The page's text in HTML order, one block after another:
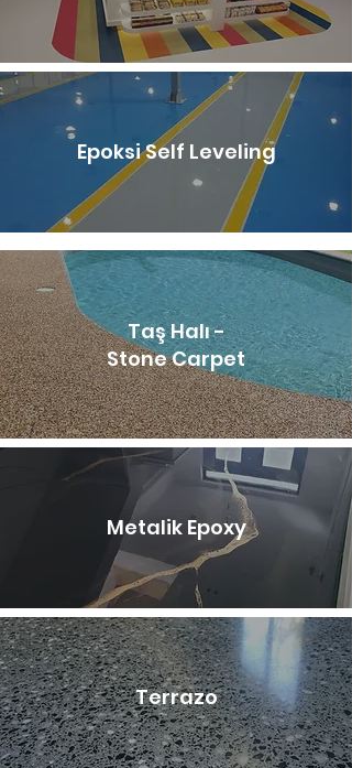
Epoksi Self Leveling
Taş Halı -
Stone Carpet
Metalik Epoxy
Terrazo